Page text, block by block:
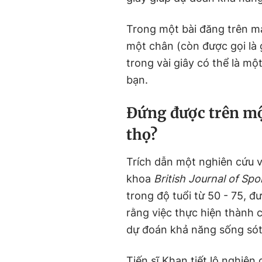
Trong một bài đăng trên
một chân (còn được gọi
trong vài giây có thể là
bạn.
Đứng được trên
thọ?
Trích dẫn một nghiên cứu
khoa British Journal of
trong độ tuổi từ 50 - 75,
rằng việc thực hiện thành
dự đoán khả năng sống